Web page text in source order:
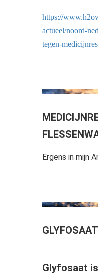
https://
actueel/noord-
tegen-
Ergens in mijn
GLYFOSAAT
Glyfosaat